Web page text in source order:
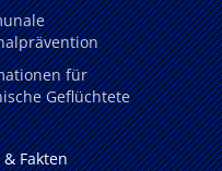
für
Geflüchtete
Fakten